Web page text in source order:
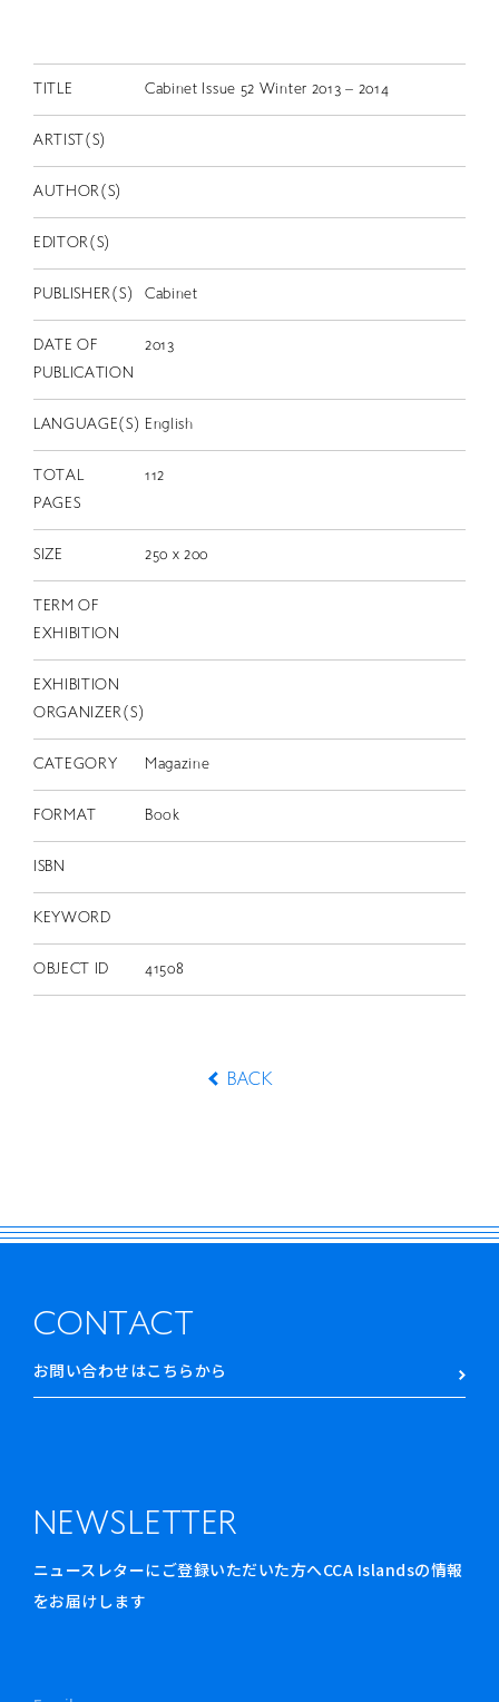
JP
TITLE Cabinet Issue 52 Winter 2013 – 2014
ARTIST(S)
AUTHOR(S)
EDITOR(S)
PUBLISHER(S) Cabinet
DATE OF
PUBLICATION
2013
LANGUAGE(S) English
TOTAL
PAGES
112
SIZE 250 x 200
TERM OF
EXHIBITION
EXHIBITION
ORGANIZER(S)
CATEGORY Magazine
FORMAT Book
ISBN
KEYWORD
OBJECT ID 41508
BACK
CONTACT
お問い合わせはこちらから
NEWSLETTER
ニュースレターにご登録いただいた方へCCA Islandsの情報
をお届けします